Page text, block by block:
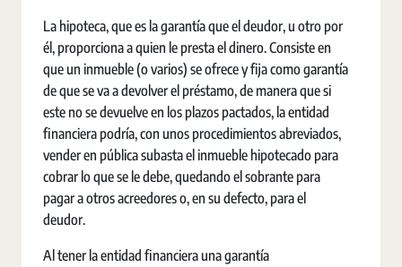
La hipoteca, que es la garantía que el deudor, u otro por
él, proporciona a quien le presta el dinero. Consiste en
que un inmueble (o varios) se ofrece y fija como garantía
de que se va a devolver el préstamo, de manera que si
este no se devuelve en los plazos pactados, la entidad
financiera podría, con unos procedimientos abreviados,
vender en pública subasta el inmueble hipotecado para
cobrar lo que se le debe, quedando el sobrante para
pagar a otros acreedores o, en su defecto, para el
deudor.
Al tener la entidad financiera una garantía